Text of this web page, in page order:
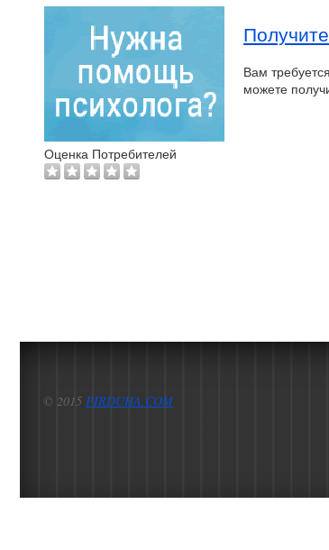
Оценка Потребителей
Вам
можете
© 2015 PIRDUHA.COM